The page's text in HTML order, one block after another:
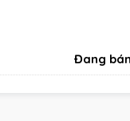
Đang bán